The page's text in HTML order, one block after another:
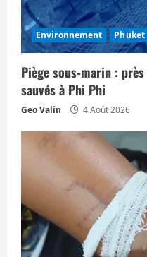
Environnement Phuket
Piège sous‑marin :
sauvés à Phi Phi
Geo Valin 4 Août 2026